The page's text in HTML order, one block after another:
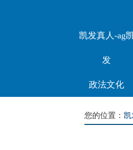
凯发真人-ag
发
政法文化
您的位置： 凯